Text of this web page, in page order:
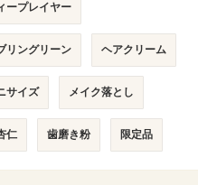
ープレイヤー
リングリーン ヘアクリーム
サイズ メイク落とし
仁 歯磨き粉 限定品